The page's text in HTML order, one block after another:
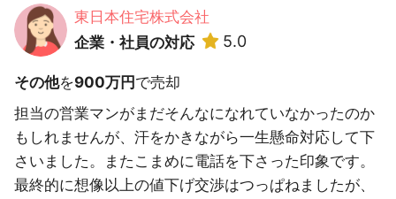
東日本住宅株式会社
企業・社員の対応
5.0
その他を900万円 で売却
担当の営業マンがまだそんなになれていなかったのか
もしれませんが、汗をかきながら一生懸命対応して下
さいました。またこまめに電話を下さった印象です。
最終的に想像以上の値下げ交渉はつっぱねましたが、